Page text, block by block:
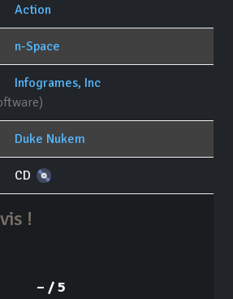
Action
n-Space
Infogrames, Inc
Duke Nukem
CD
!
– / 5